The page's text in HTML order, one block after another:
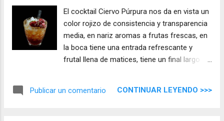
El cocktail Ciervo Púrpura nos da en vista un
color rojizo de consistencia y transparencia
media, en nariz aromas a frutas frescas, en
la boca tiene una entrada refrescante y
frutal llena de matices, tiene un final largo
Publicar un comentario CONTINUAR LEYENDO >>>